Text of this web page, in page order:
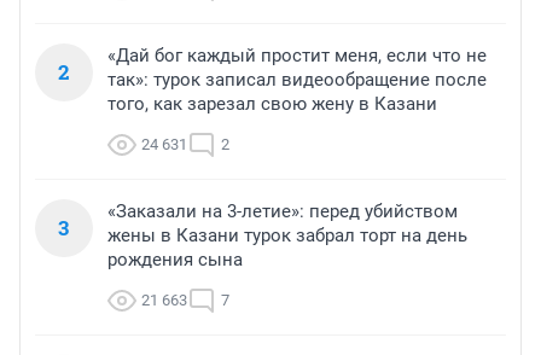
2
«Дай бог каждый простит меня, если что не
так»: турок записал видеообращение после
того, как зарезал свою жену в Казани
24 631 2
3
«Заказали на 3-летие»: перед убийством
жены в Казани турок забрал торт на день
рождения сына
21 663 7